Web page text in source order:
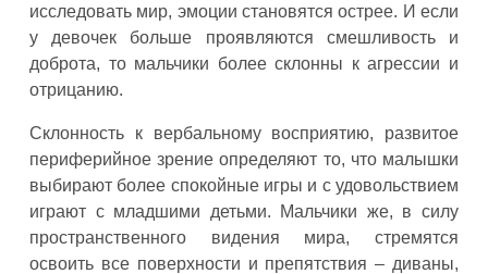
исследовать мир, эмоции становятся острее. И если
у девочек больше проявляются смешливость и
доброта, то мальчики более склонны к агрессии и
отрицанию.
Склонность к вербальному восприятию, развитое
периферийное зрение определяют то, что малышки
выбирают более спокойные игры и с удовольствием
играют с младшими детьми. Мальчики же, в силу
пространственного видения мира, стремятся
освоить все поверхности и препятствия – диваны,